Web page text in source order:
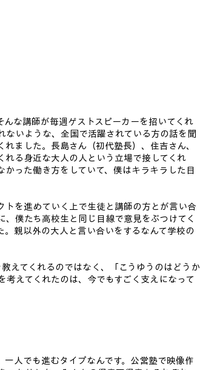
な講師が毎週ゲストスピーカーを招いてくれ
ないような、全国で活躍されている方の話を聞
ました。長島さん（初代塾長）、住吉さん、
れる身近な大人の人という立場で接してくれ
った働き方をしていて、僕はキラキラした目
トを進めていく上で生徒と講師の方とが言い合
僕たち高校生と同じ目線で意見をぶつけてく
親以外の大人と言い合いをするなんて学校の
えてくれるのではなく、「こうゆうのはどうか
えてくれたのは、今でもすごく支えになって
人でも進むタイプなんです。公営塾で映像作